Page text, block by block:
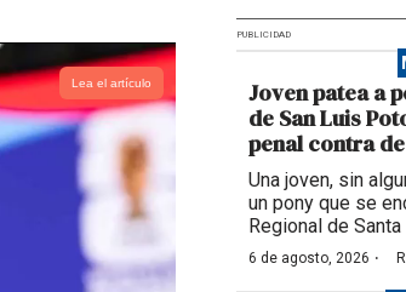
Lea el artículo
PUBLICIDAD
Joven patea a
de San Luis
penal contra
Una joven, sin
un pony que se
Regional de
6 de agosto, 2026 ·